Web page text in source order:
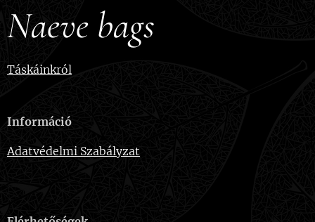
Naeve bags
Táskáinkról
Információ
Adatvédelmi Szabályzat